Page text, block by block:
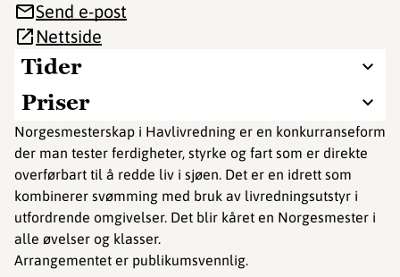
Tider
Priser
Norgesmesterskap i Havlivredning er en konkurranseform
der man tester ferdigheter, styrke og fart som er direkte
overførbart til å redde liv i sjøen. Det er en idrett som
kombinerer svømming med bruk av livredningsutstyr i
utfordrende omgivelser. Det blir kåret en Norgesmester i
alle øvelser og klasser.
Arrangementet er publikumsvennlig.
Send e-post
Nettside